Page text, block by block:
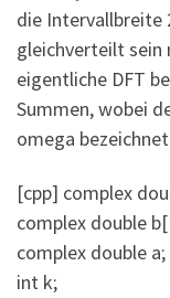
die Intervallbreite
gleichverteilt sein
eigentliche DFT
Summen, wobei
omega
[cpp] complex
complex double
complex double a;
int k;